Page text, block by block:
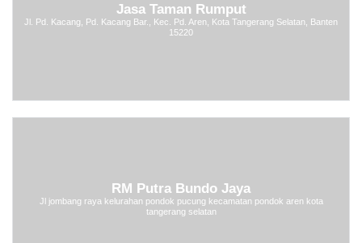
Jasa Taman Rumput
Jl. Pd. Kacang, Pd. Kacang Bar., Kec. Pd. Aren, Kota Tangerang Selatan, Banten
15220
RM Putra Bundo Jaya
Jl jombang raya kelurahan pondok pucung kecamatan pondok aren kota
tangerang selatan